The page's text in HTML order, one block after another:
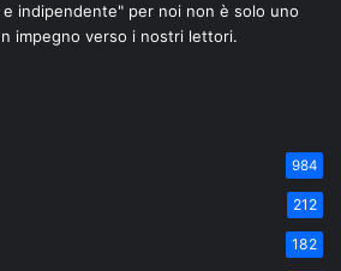
e indipendente" per noi non è solo uno
impegno verso i nostri lettori.
984
212
182